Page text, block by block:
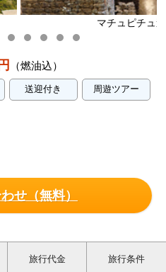
ピチュ遺跡（イメージ）
（燃油込）
送迎付き 周遊ツアー
せ（無料）
旅行代金 旅行条件